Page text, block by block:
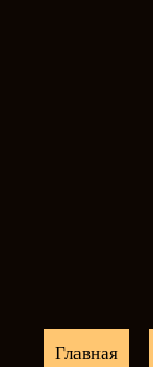
Главная